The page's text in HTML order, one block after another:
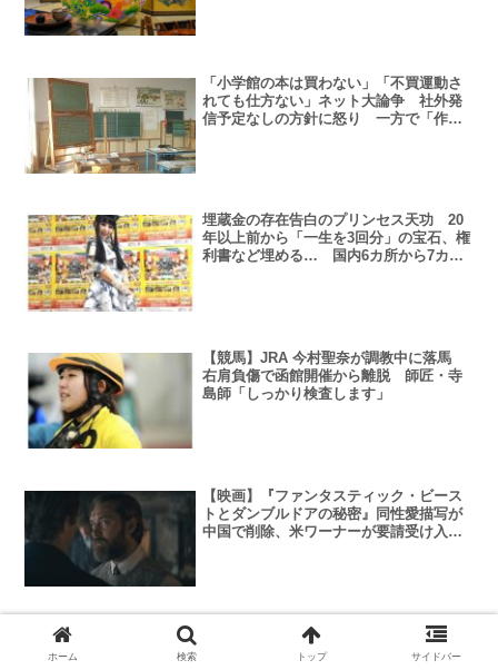
「小学館の本は買わない」「不買運動さ
れても仕方ない」ネット大論争 社外発
信予定なしの方針に怒り 一方で「作家
埋蔵金の存在告白のプリンセス天功 20
年以上前から「一生を3回分」の宝石、権
利書など埋める… 国内6カ所から7カ所
【競馬】JRA 今村聖奈が調教中に落馬
右肩負傷で函館開催から離脱 師匠・寺
島師「しっかり検査します」
【映画】『ファンタスティック・ビース
トとダンブルドアの秘密』同性愛描写が
中国で削除、米ワーナーが要請受け入れ
【世界陸上】サニブラウンは2走！ 男子
400ｍリレーは“フレッシュ侍” 常連不在
ホーム 検索 トップ サイドバー